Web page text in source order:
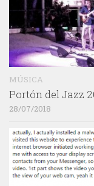
MÚSICA
Portón del Jazz
28/07/2018